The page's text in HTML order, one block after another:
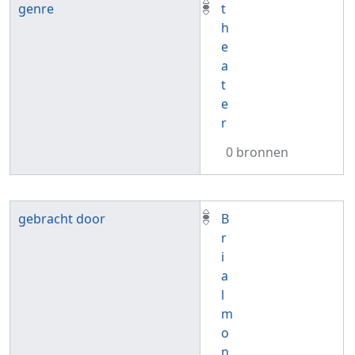
genre
t
h
e
a
t
e
r
0 bronnen
gebracht door
B
r
i
a
l
m
o